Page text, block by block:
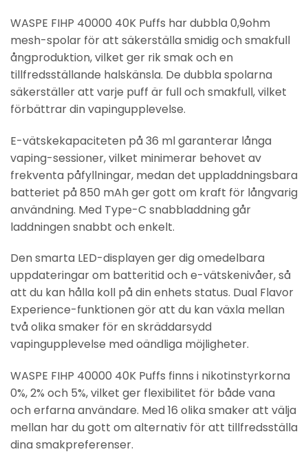
WASPE FIHP 40000 40K Puffs har dubbla 0,9ohm
mesh-spolar för att säkerställa smidig och smakfull
ångproduktion, vilket ger rik smak och en
tillfredsställande halskänsla. De dubbla spolarna
säkerställer att varje puff är full och smakfull, vilket
förbättrar din vapingupplevelse.
E-vätskekapaciteten på 36 ml garanterar långa
vaping-sessioner, vilket minimerar behovet av
frekventa påfyllningar, medan det uppladdningsbara
batteriet på 850 mAh ger gott om kraft för långvarig
användning. Med Type-C snabbladdning går
laddningen snabbt och enkelt.
Den smarta LED-displayen ger dig omedelbara
uppdateringar om batteritid och e-vätskenivåer, så
att du kan hålla koll på din enhets status. Dual Flavor
Experience-funktionen gör att du kan växla mellan
två olika smaker för en skräddarsydd
vapingupplevelse med oändliga möjligheter.
WASPE FIHP 40000 40K Puffs finns i nikotinstyrkorna
0%, 2% och 5%, vilket ger flexibilitet för både vana
och erfarna användare. Med 16 olika smaker att välja
mellan har du gott om alternativ för att tillfredsställa
dina smakpreferenser.